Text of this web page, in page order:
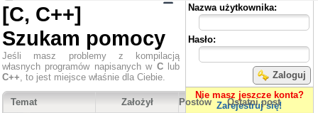
Nazwa użytkownika:
Hasło:
Zaloguj
Nie masz jeszcze konta?
Zarejestruj się!
[C, C++]
Szukam pomocy
Jeśli masz problemy z kompilacją
własnych programów napisanych w Club
C++, to jest miejsce właśnie dla Ciebie.
Temat Założył Postów
Ostatni post